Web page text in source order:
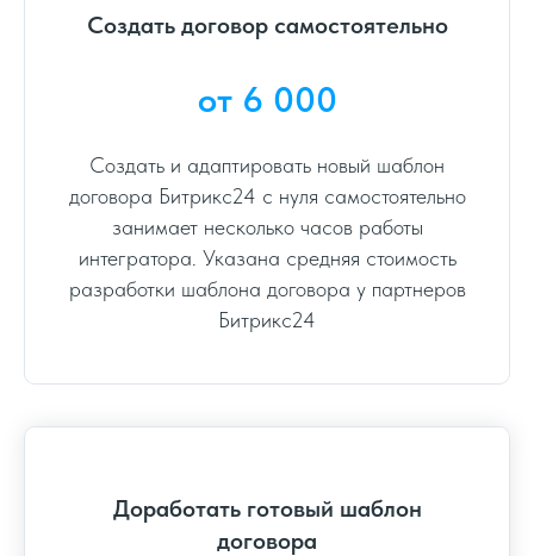
Создать договор самостоятельно
от 6 000
Создать и адаптировать новый шаблон
договора Битрикс24 с нуля самостоятельно
занимает несколько часов работы
интегратора. Указана средняя стоимость
разработки шаблона договора у партнеров
Битрикс24
Доработать готовый шаблон
договора